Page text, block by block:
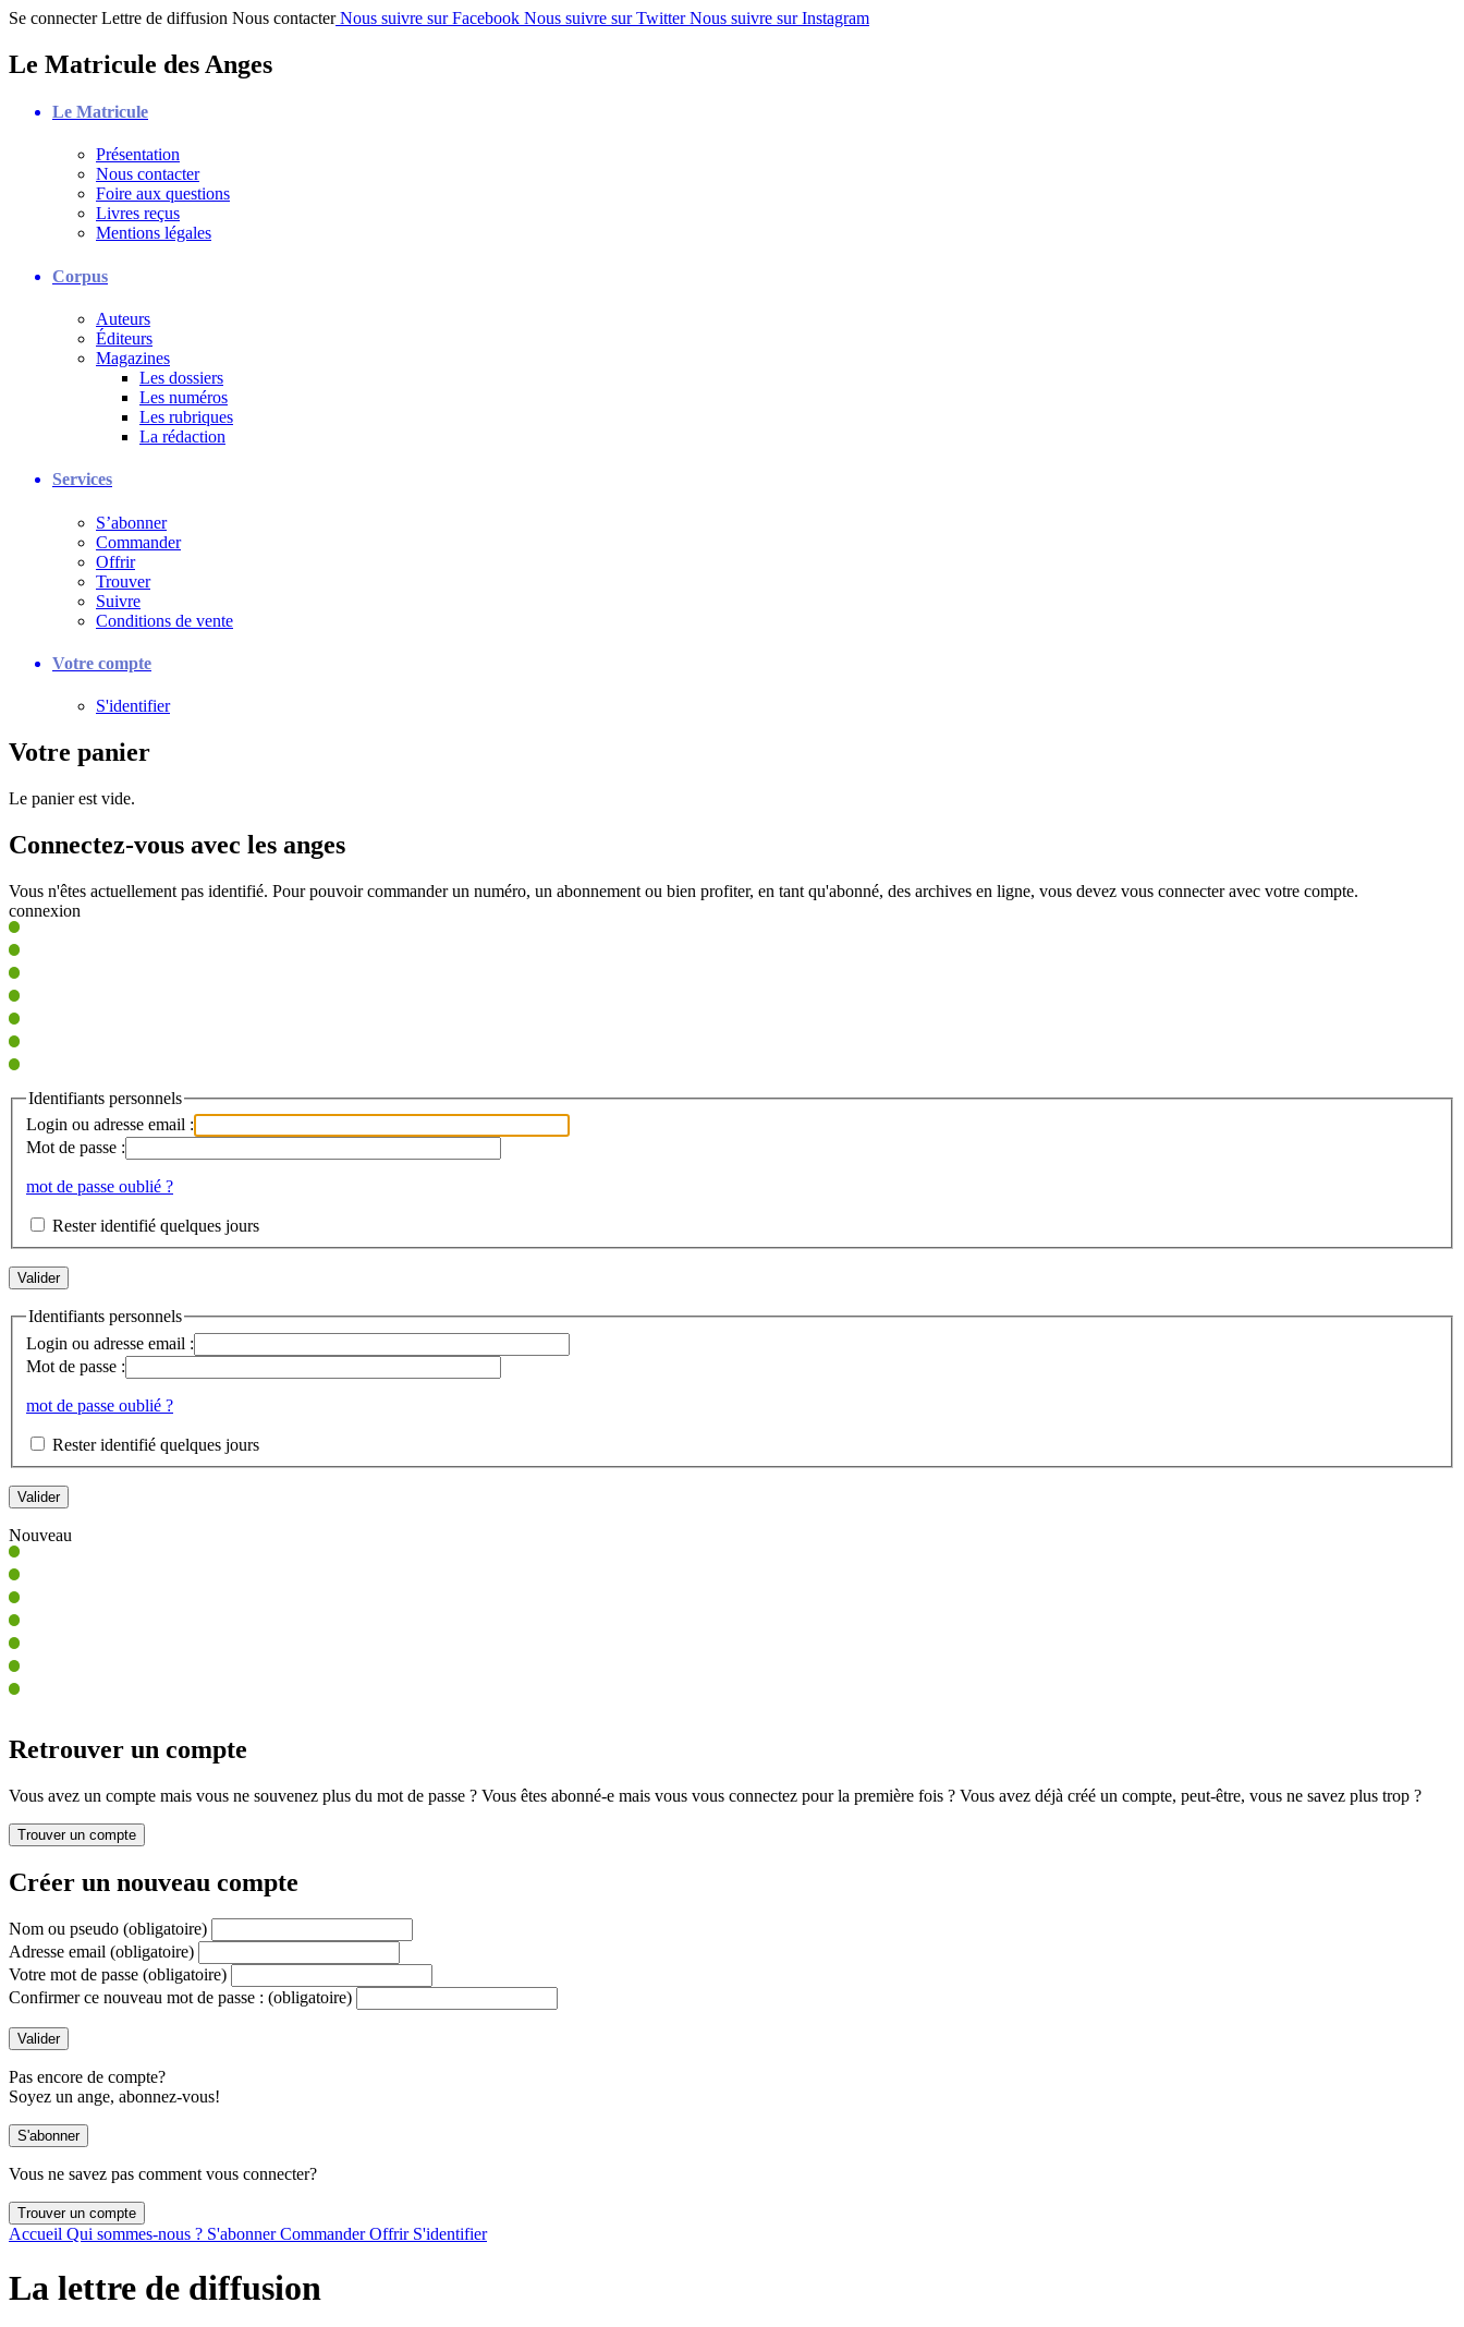
Se connecter Lettre de diffusion Nous contacter Nous suivre sur Facebook Nous suivre sur Twitter Nous suivre sur Instagram
Le Matricule des Anges
Le Matricule
Présentation
Nous contacter
Foire aux questions
Livres reçus
Mentions légales
Corpus
Auteurs
Éditeurs
Magazines
Les dossiers
Les numéros
Les rubriques
La rédaction
Services
S’abonner
Commander
Offrir
Trouver
Suivre
Conditions de vente
Votre compte
S'identifier
Votre panier
Le panier est vide.
Connectez-vous avec les anges
Vous n'êtes actuellement pas identifié. Pour pouvoir commander un numéro, un abonnement ou bien profiter, en tant qu'abonné, des archives en ligne, vous devez vous connecter avec votre compte.
connexion
Identifiants personnels
Login ou adresse email :
Mot de passe :
mot de passe oublié ?
Rester identifié quelques jours
Identifiants personnels
Login ou adresse email :
Mot de passe :
mot de passe oublié ?
Rester identifié quelques jours
Nouveau
Retrouver un compte
Vous avez un compte mais vous ne souvenez plus du mot de passe ? Vous êtes abonné-e mais vous vous connectez pour la première fois ? Vous avez déjà créé un compte, peut-être, vous ne savez plus trop ?
Créer un nouveau compte
Nom ou pseudo (obligatoire)
Adresse email (obligatoire)
Votre mot de passe (obligatoire)
Confirmer ce nouveau mot de passe : (obligatoire)
Pas encore de compte?
Soyez un ange, abonnez-vous!
Vous ne savez pas comment vous connecter?
Accueil Qui sommes-nous ? S'abonnerCommanderOffrir S'identifier
La lettre de diffusion